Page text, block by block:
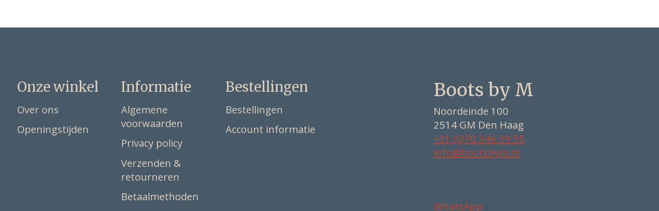
Onze winkel
Over ons
Openingstijden
Informatie
Algemene
voorwaarden
Privacy policy
Verzenden &
retourneren
Betaalmethoden
Bestellingen
Bestellingen
Account informatie
Boots by M
Noordeinde 100
2514 GM Den Haag
+31 (0)70 346 39 55
info@bootsbym.nl
WhatsApp